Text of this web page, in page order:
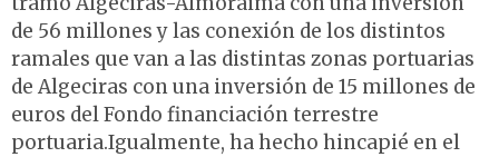
de 56 millones y las conexión de los distintos
ramales que van a las distintas zonas portuarias
de Algeciras con una inversión de 15 millones de
euros del Fondo financiación terrestre
portuaria.Igualmente, ha hecho hincapié en el